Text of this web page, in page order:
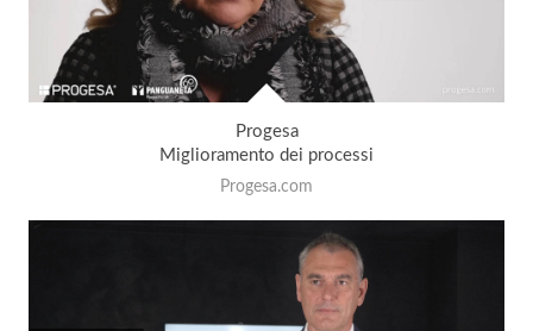
Progesa
Miglioramento dei processi
Progesa.com